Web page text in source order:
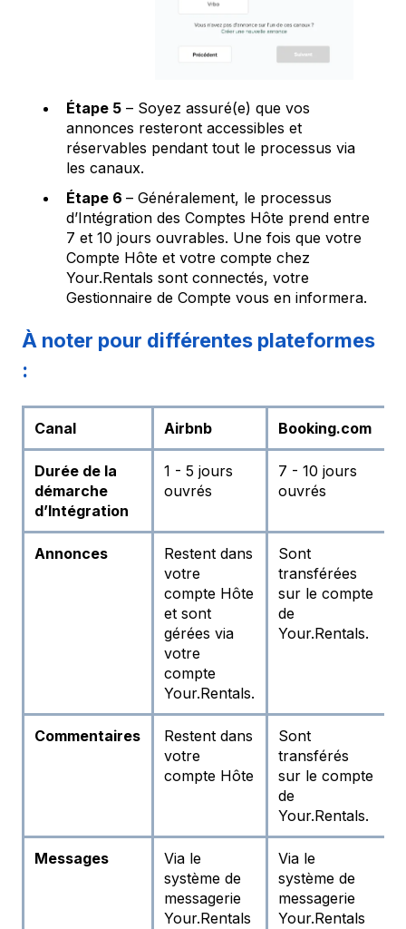
Étape 5 – Soyez assuré(e) que vos
annonces resteront accessibles et
réservables pendant tout le processus via
les canaux.
Étape 6 – Généralement, le processus
d’Intégration des Comptes Hôte prend entre
7 et 10 jours ouvrables. Une fois que votre
Compte Hôte et votre compte chez
Your.Rentals sont connectés, votre
Gestionnaire de Compte vous en informera.
À noter pour différentes plateformes
:
Canal Airbnb Booking.com
Durée de la
démarche
d’Intégration
1 - 5 jours
ouvrés
7 - 10 jours
ouvrés
Annonces
Restent dans
votre
compte Hôte
et sont
gérées via
votre
compte
Your.Rentals.
Sont
transférées
sur le compte
de
Your.Rentals.
Commentaires
Restent dans
votre
compte Hôte
Sont
transférés
sur le compte
de
Your.Rentals.
Messages
Via le
système de
messagerie
Your.Rentals
Via le
système de
messagerie
Your.Rentals